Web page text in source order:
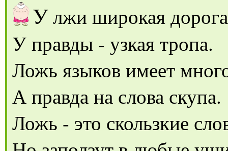
Улжи широкая
У правды - узкая тропа.
Ложь языков имеет
А правда на слова скупа.
Ложь - это скользкие